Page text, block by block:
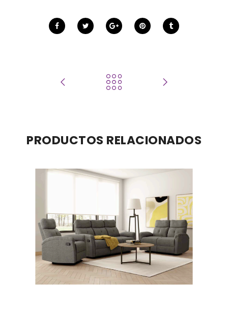
PRODUCTOS RELACIONADOS